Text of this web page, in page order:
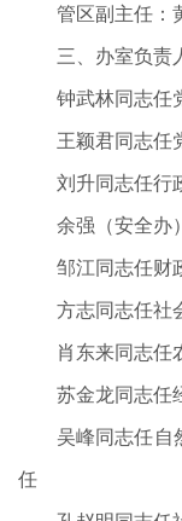
管区副主任：
三、办室负责
钟武林同志任党
王颖君同志任党
刘升同志任行政
余强（安全办）
邹江同志任财
方志同志任社会
肖东来同志任农
苏金龙同志任经
吴峰同志任自然
任